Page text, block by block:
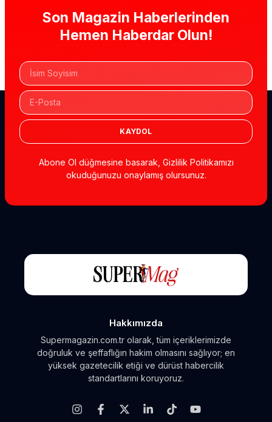
Son Magazin Haberlerinden
Hemen Haberdar Olun!
KAYDOL
Abone Ol düğmesine basarak, Gizlilik Politikamızı
okuduğunuzu onaylamış olursunuz.
Hakkımızda
Supermagazin.com.tr olarak, tüm içeriklerimizde
doğruluk ve şeffaflığın hakim olmasını sağlıyor; en
yüksek gazetecilik etiği ve dürüst habercilik
standartlarını koruyoruz.